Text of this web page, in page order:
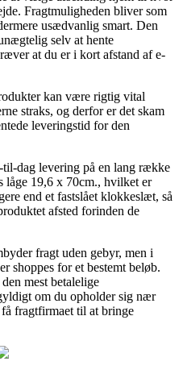
Fragtmuligheden bliver som
usædvanlig smart. Den
selv at hente
at du er i kort afstand af e-
kan være rigtig vital
straks, og derfor er det skam
leveringstid for den
dag levering på en lang række
låge 19,6 x 70cm., hvilket er
end et fastslået klokkeslæt, så
afsted forinden de
fragt uden gebyr, men i
shoppes for et bestemt beløb.
mest betalelige
om du opholder sig nær
fragtfirmaet til at bringe